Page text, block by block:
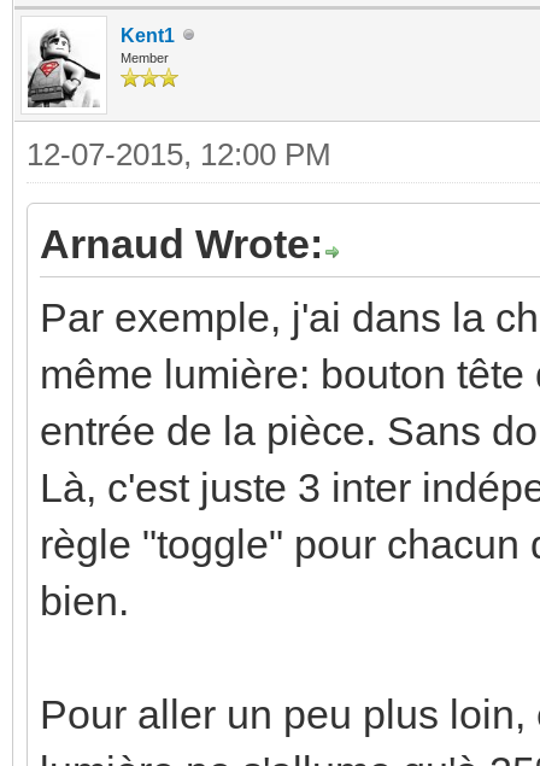
Kent1
Member
12-07-2015, 12:00 PM
Arnaud Wrote:
Par exemple, j'ai dans la
même lumière: bouton
entrée de la pièce. Sans
Là, c'est juste 3 inter
règle "toggle" pour chacun
bien.
Pour aller un peu plus